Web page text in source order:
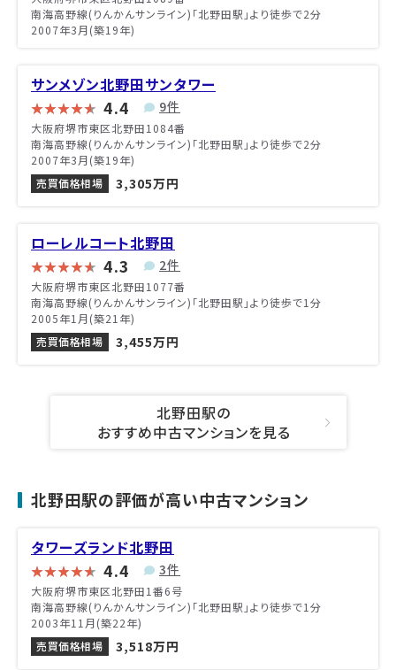
南海高野線(りんかんサンライン)「北野田駅」より徒歩で2分
2007年3月(築19年)
サンメゾン北野田サンタワー
4.4 9件
大阪府堺市東区北野田1084番
南海高野線(りんかんサンライン)「北野田駅」より徒歩で2分
2007年3月(築19年)
売買価格相場
3,305万円
ローレルコート北野田
4.3 2件
大阪府堺市東区北野田1077番
南海高野線(りんかんサンライン)「北野田駅」より徒歩で1分
2005年1月(築21年)
売買価格相場
3,455万円
北野田駅の
おすすめ中古マンションを見る
北野田駅の評価が高い中古マンション
タワーズランド北野田
4.4 3件
大阪府堺市東区北野田1番6号
南海高野線(りんかんサンライン)「北野田駅」より徒歩で1分
2003年11月(築22年)
売買価格相場
3,518万円